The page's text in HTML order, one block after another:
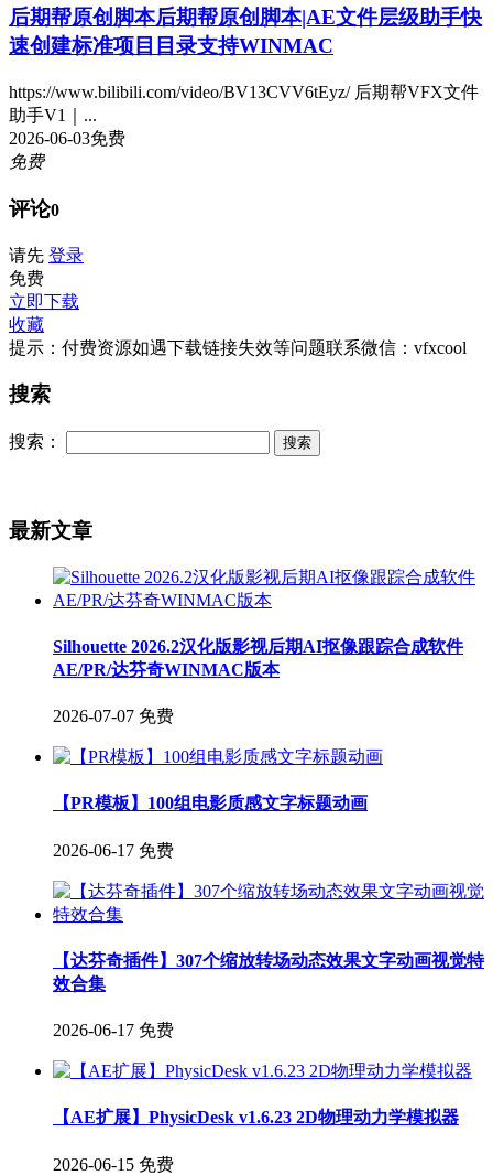
后期帮原创脚本后期帮原创脚本|AE文件层级助手快
速创建标准项目目录支持WINMAC
https://www.bilibili.com/video/BV13CVV6tEyz/ 后期帮VFX文件
助手V1｜...
2026-06-03免费
免费
评论0
请先 登录
免费
立即下载
收藏
提示：付费资源如遇下载链接失效等问题联系微信：vfxcool
搜索
搜索：
最新文章
Silhouette 2026.2汉化版影视后期AI抠像跟踪合成软件
AE/PR/达芬奇WINMAC版本
2026-07-07 免费
【PR模板】100组电影质感文字标题动画
2026-06-17 免费
【达芬奇插件】307个缩放转场动态效果文字动画视觉特
效合集
2026-06-17 免费
【AE扩展】PhysicDesk v1.6.23 2D物理动力学模拟器
2026-06-15 免费